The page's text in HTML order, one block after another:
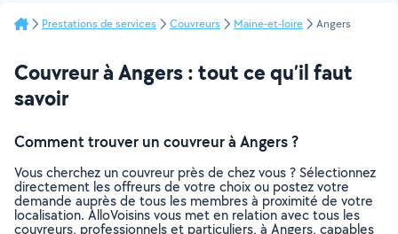
Prestations de services Couvreurs Maine-et-loire Angers
Couvreur à Angers : tout ce qu’il faut
savoir
Comment trouver un couvreur à Angers ?
Vous cherchez un couvreur près de chez vous ? Sélectionnez
directement les offreurs de votre choix ou postez votre
demande auprès de tous les membres à proximité de votre
localisation. AlloVoisins vous met en relation avec tous les
couvreurs, professionnels et particuliers, à Angers, capables